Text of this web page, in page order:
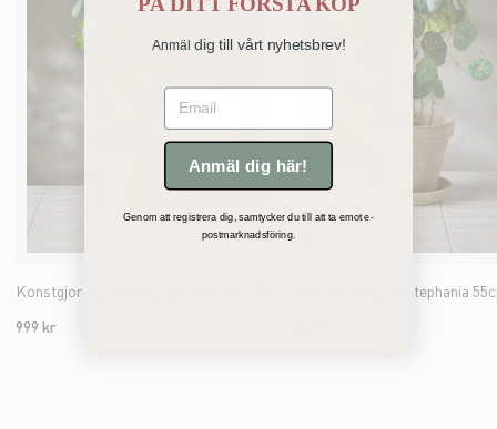
Konstgjord grön Stephania 70cm
999 kr
Konstgjord grön Stephania
PÅDITT FÖRSTA KÖP
Anmäl dig till vårt nyhetsbrev!
Email
Anmäl dig här!
Genom att registrera dig, samtycker du till att ta emot e-
postmarknadsföring.